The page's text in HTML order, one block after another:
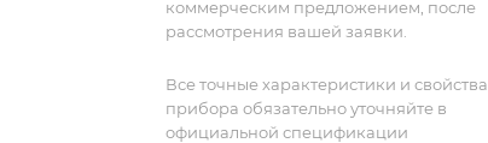
коммерческим предложением, после
рассмотрения вашей заявки.
Все точные характеристики и свойства
прибора обязательно уточняйте в
официальной спецификации